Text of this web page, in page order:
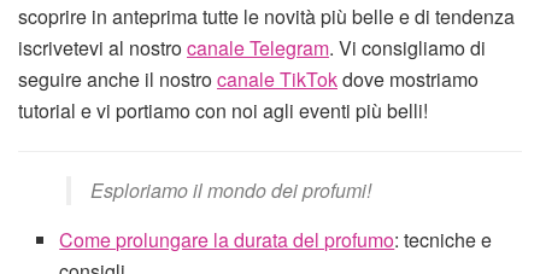
scoprire in anteprima tutte le novità più belle e di tendenza
iscrivetevi al nostrocanale Telegram. Vi consigliamo di
seguire anche il nostrocanale TikTokdove mostriamo
tutorial e vi portiamo con noi agli eventi più belli!
Esploriamo il mondo dei profumi!
Come prolungare la durata del profumo: tecniche e